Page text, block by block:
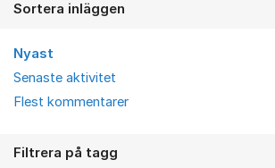
Sortera inläggen
Nyast
Senaste aktivitet
Flest kommentarer
Filtrera på tagg